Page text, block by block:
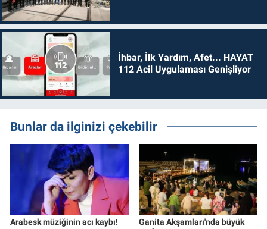
İhbar, İlk Yardım, Afet... HAYAT
112 Acil Uygulaması Genişliyor
Bunlar da ilginizi çekebilir
Arabesk müziğinin acı kaybı!
Ganita Akşamları'nda büyük